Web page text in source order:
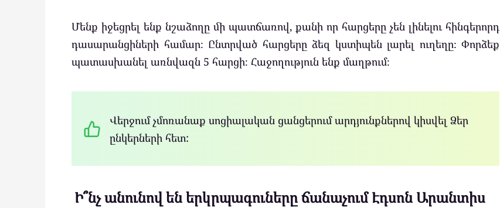
Մենք իջեցրել ենք նշաձողը մի պատճառով, քանի որ հարցերը չեն լինելու հինգերորդ
դասարանցիների համար։ Ընտրված հարցերը ձեզ կստիպեն լարել ուղեղը։ Փորձեք
պատասխանել առնվազն 5 հարցի։ Հաջողություն ենք մաղթում։
Վերջում չմոռանաք սոցիալական ցանցերում արդյունքներով կիսվել Ձեր
ընկերների հետ:
Ի՞նչ անունով են երկրպագուները ճանաչում Էդսոն Արանտիս